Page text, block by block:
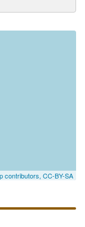
contributors, CC-BY-SA